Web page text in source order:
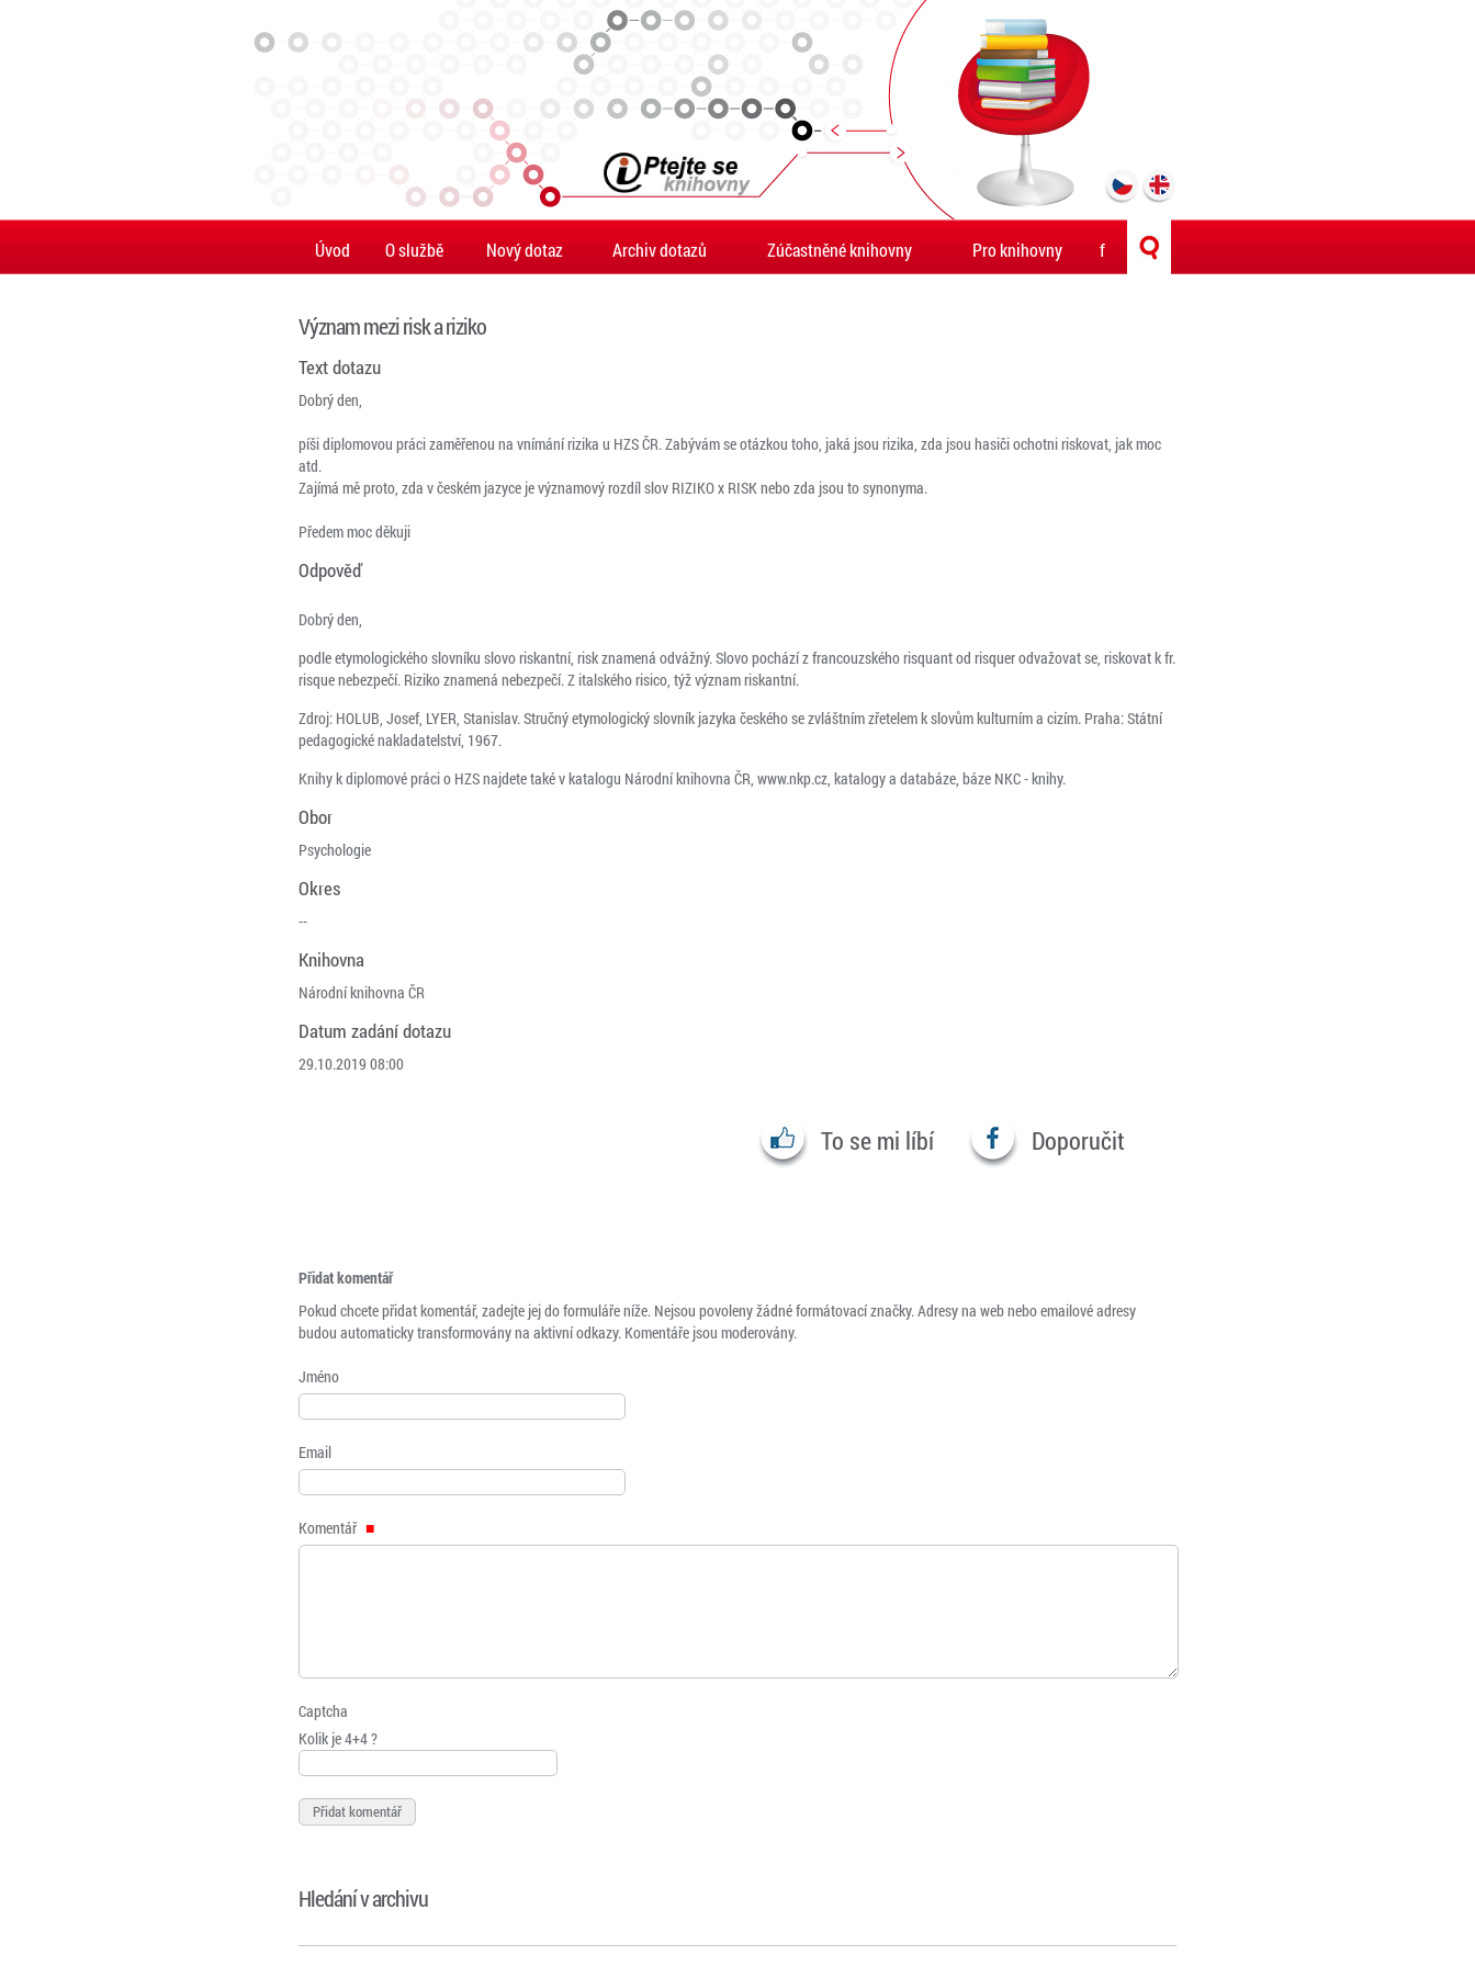
Úvod O službě Nový dotaz Archiv dotazů Zúčastněné knihovny Pro knihovny f
Význam mezi risk a riziko
Text dotazu
Dobrý den,
píši diplomovou práci zaměřenou na vnímání rizika u HZS ČR. Zabývám se otázkou toho, jaká jsou rizika, zda jsou hasiči ochotni riskovat, jak moc
atd.
Zajímá mě proto, zda v českém jazyce je významový rozdíl slov RIZIKO x RISK nebo zda jsou to synonyma.
Předem moc děkuji
Odpověď
Dobrý den,
podle etymologického slovníku slovo riskantní, risk znamená odvážný. Slovo pochází z francouzského risquant od risquer odvažovat se, riskovat k fr.
risque nebezpečí. Riziko znamená nebezpečí. Z italského risico, týž význam riskantní.
Zdroj: HOLUB, Josef, LYER, Stanislav. Stručný etymologický slovník jazyka českého se zvláštním zřetelem k slovům kulturním a cizím. Praha: Státní
pedagogické nakladatelství, 1967.
Knihy k diplomové práci o HZS najdete také v katalogu Národní knihovna ČR, www.nkp.cz, katalogy a databáze, báze NKC - knihy.
Obor
Psychologie
Okres
--
Knihovna
Národní knihovna ČR
Datum zadání dotazu
29.10.2019 08:00
To se mi líbí Doporučit
Přidat komentář
Pokud chcete přidat komentář, zadejte jej do formuláře níže. Nejsou povoleny žádné formátovací značky. Adresy na web nebo emailové adresy
budou automaticky transformovány na aktivní odkazy. Komentáře jsou moderovány.
Jméno
Email
Komentář
Captcha
Kolik je 4+4 ?
Hledání v archivu